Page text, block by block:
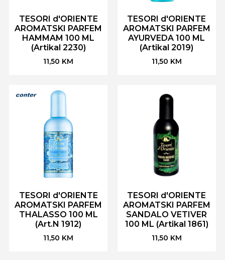
TESORI d'ORIENTE
AROMATSKI PARFEM
HAMMAM 100 ML
(Artikal 2230)
11,50 KM
TESORI d'ORIENTE
AROMATSKI PARFEM
AYURVEDA 100 ML
(Artikal 2019)
11,50 KM
TESORI d'ORIENTE
AROMATSKI PARFEM
THALASSO 100 ML
(Art.N 1912)
11,50 KM
TESORI d'ORIENTE
AROMATSKI PARFEM
SANDALO VETIVER
100 ML (Artikal 1861)
11,50 KM